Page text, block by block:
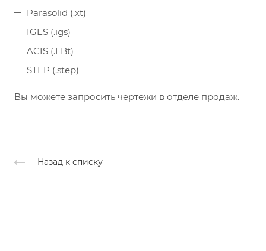
Parasolid (.xt)
IGES (.igs)
ACIS (.LBt)
STEP (.step)
Вы можете запросить чертежи в отделе продаж.
Назад к списку